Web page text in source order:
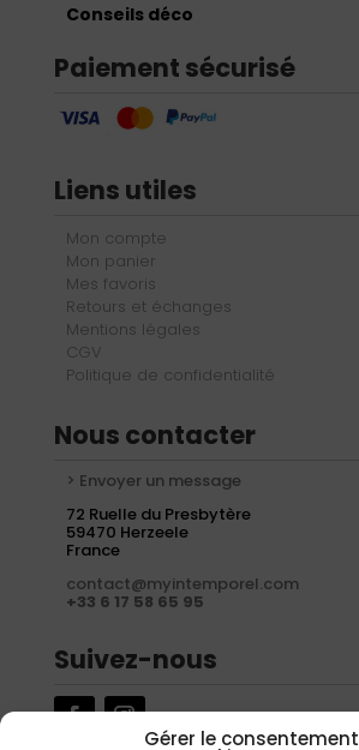
Gérer le consentement
Conseils déco
Paiement sécurisé
Liens utiles
Mon compte
Mon panier
Mes favoris
Retours et échanges
Mentions légales
CGV
Politique de confidentialité
Nous contacter
> Envoyer un message
72 Ruelle du Presbytère
59470 Herzeele
France
contact@myintemporel.com
+33 6 17 58 65 95
Suivez-nous